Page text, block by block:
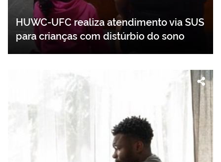
HUWC-UFC realiza atendimento via SUS
para crianças com distúrbio do sono